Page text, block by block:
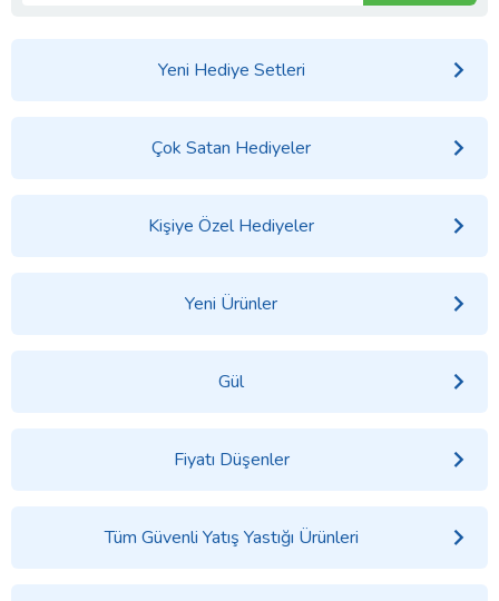
Yeni Hediye Setleri
Çok Satan Hediyeler
Kişiye Özel Hediyeler
Yeni Ürünler
Gül
Fiyatı Düşenler
Tüm Güvenli Yatış Yastığı Ürünleri